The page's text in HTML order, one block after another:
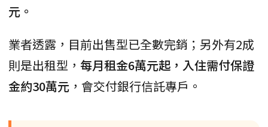
元。
業者透露，目前出售型已全數完銷；另外有2成
則是出租型， 每月租金6萬元起，入住需付保證
金約30萬元 ，會交付銀行信託專戶。